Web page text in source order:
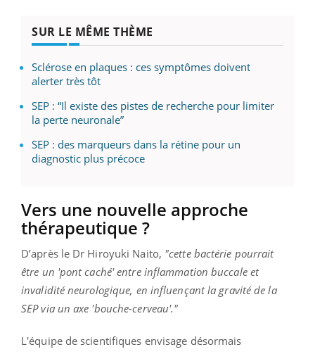
SUR LE MÊME THÈME
Sclérose en plaques : ces symptômes doivent
alerter très tôt
SEP : “Il existe des pistes de recherche pour limiter
la perte neuronale”
SEP : des marqueurs dans la rétine pour un
diagnostic plus précoce
Vers une nouvelle approche
thérapeutique ?
D’après le Dr Hiroyuki Naito, "cette bactérie pourrait
être un 'pont caché' entre inflammation buccale et
invalidité neurologique, en influençant la gravité de la
SEP via un axe 'bouche-cerveau'."
L'équipe de scientifiques envisage désormais